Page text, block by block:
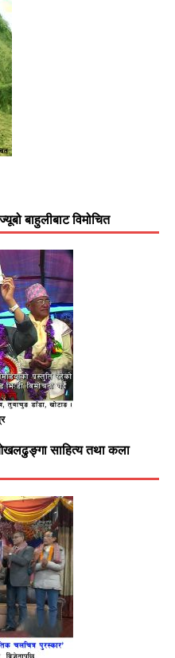
बाहुलीबाट विमोचित
साहित्य तथा कला